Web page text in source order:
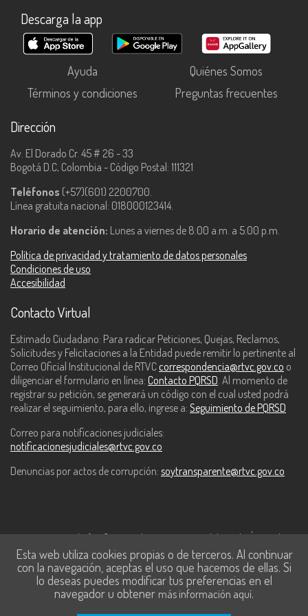
Descarga la app
Ayuda
Quiénes Somos
Términos y condiciones
Preguntas frecuentes
Dirección
Av. El Dorado Cr. 45 # 26 - 33
Bogotá D.C, Colombia - Código Postal: 111321
Teléfonos (+57)(601) 2200700.
Línea gratuita nacional: 018000123414.
Horario de atención: Lunes a viernes de 8:00 a.m. a 5:00 p.m.
Política de privacidad y tratamiento de datos personales
Condiciones de uso
Accesibilidad
Contacto Virtual
Estimado Ciudadano: Para radicar Peticiones, Quejas, Reclamos,
Solicitudes y Felicitaciones a la Entidad puede remitir lo pertinente al
Correo Oficial Institucional de RTVC correspondencia@rtvc.gov.co o
diligenciar el formulario en línea: Contacto PQRSD. Al momento de
registrar su petición, se generará un código con el cual usted podrá
realizar el seguimiento, para ello, ingrese a: Seguimiento de PQRSD
Correo para notificaciones judiciales:
notificacionesjudiciales@rtvc.gov.co
Denuncias por actos de corrupción: soytransparente@rtvc.gov.co
Este contenido fue financiado con recursos del Fondo Único de
Tecnologías de la Información y las Comunicaciones de MinTic.
Esta web utiliza cookies propias o de terceros. Al continuar
con la navegación, aceptas el uso que hacemos de ellas. Si
lo deseas puedes modificar tus preferencias en el
navegador u obtener más información aquí.